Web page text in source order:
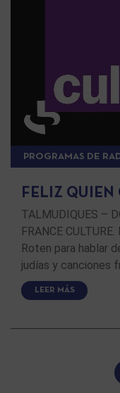
PROGRAMAS DE
FELIZ
TALMUDIQUES –
FRANCE
Roten para hablar
judías y canciones
LEER MÁS